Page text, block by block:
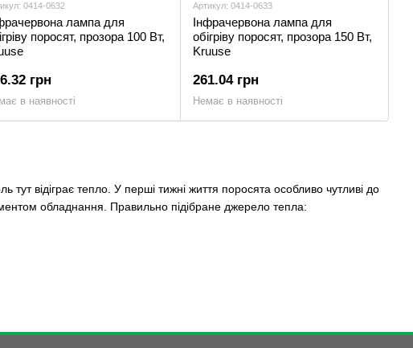
відіграє тепло. У перші тижні життя поросята особливо чутливі до
обладнання. Правильно підібране джерело тепла:
0414-0632
лампа для
поросят, прозора 100 Вт,
грн
в наявності
Артикул: 0414-0633
Інфрачервона лампа для
обігріву поросят, прозора 150 Вт,
Kruuse
261.04 грн
Немає в наявності